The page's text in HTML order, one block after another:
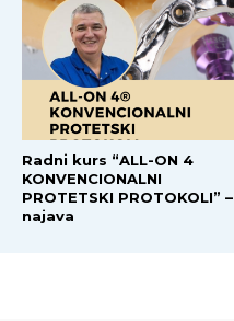
Radni kurs “ALL-ON 4
KONVENCIONALNI
PROTETSKI PROTOKOLI” –
najava